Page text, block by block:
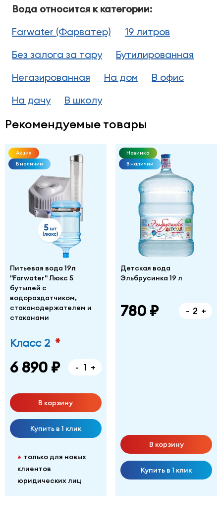
Вода относится к категории:
Farwater (Фарватер)
19 литров
Без залога за тару
Бутилированная
Негазированная
На дом
В офис
На дачу
В школу
Рекомендуемые товары
Акция
В наличии
Класс 2 *
Питьевая вода 19л
"Farwater" Люкс 5
бутылей с
водораздатчиком,
стаканодержателем и
стаканами
6 890 ₽ - +
В корзину
Купить в 1 клик
* только для новых
клиентов
юридических лиц
Новинка
В наличии
Детская вода
Эльбрусинка 19 л
780 ₽ - +
В корзину
Купить в 1 клик